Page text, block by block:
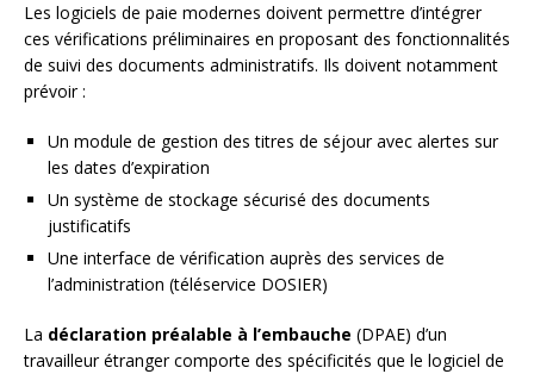
Les logiciels de paie modernes doivent permettre d’intégrer
ces vérifications préliminaires en proposant des fonctionnalités
de suivi des documents administratifs. Ils doivent notamment
prévoir :
Un module de gestion des titres de séjour avec alertes sur
les dates d’expiration
Un système de stockage sécurisé des documents
justificatifs
Une interface de vérification auprès des services de
l’administration (téléservice DOSIER)
La déclaration préalable à l’embauche (DPAE) d’un
travailleur étranger comporte des spécificités que le logiciel de